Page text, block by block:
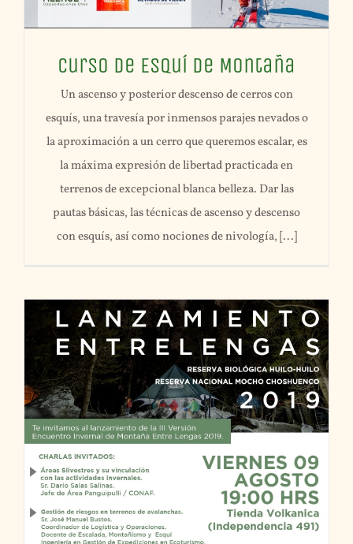
Curso de Esquí de Montaña
Un ascenso y posterior descenso de cerros con
esquís, una travesía por inmensos parajes nevados o
la aproximación a un cerro que queremos escalar, es
la máxima expresión de libertad practicada en
terrenos de excepcional blanca belleza. Dar las
pautas básicas, las técnicas de ascenso y descenso
con esquís, así como nociones de nivología, [...]